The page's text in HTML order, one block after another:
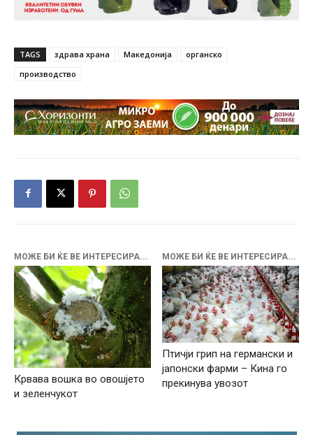
TAGS здрава храна Македонија
органско
производство
МОЖЕ БИ ЌЕ ВЕ ИНТЕРЕСИРА...
Крвава вошка во овошјето
и зеленчукот
МОЖЕ БИ ЌЕ ВЕ ИНТЕРЕСИРА...
Птичји грип на германски и
јапонски фарми – Кина го
прекинува увозот